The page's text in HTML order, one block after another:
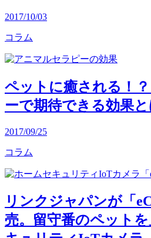
2017/10/03
コラム
ペットに癒される！
ーで期待できる効果と
2017/09/25
コラム
リンクジャパンが「
売。留守番のペット